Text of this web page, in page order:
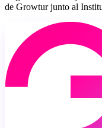
de Growtur junto al